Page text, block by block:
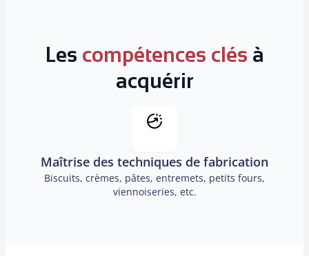
Les compétences clés à
acquérir
Maîtrise des techniques de fabrication
Biscuits, crèmes, pâtes, entremets, petits fours,
viennoiseries, etc.